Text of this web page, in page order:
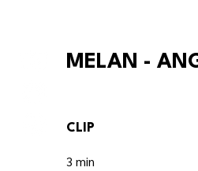
MELAN -
CLIP
3 min